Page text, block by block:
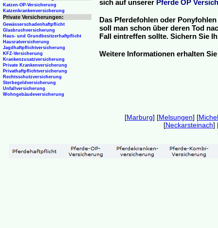
sich auf unserer Pferde OP
Das Pferdefohlen oder
soll man schon über deren Tod
Fall eintreffen sollte. Sichern Sie
Weitere Informationen erhalten
Katzen-OP-Versicherung
Katzenkrankenversicherung
Private Versicherungen:
Gewässerschadenhaftpflicht
Glasbruchversicherung
Haus- und Grundbesitzerhaftpflicht
Hausratversicherung
Jagdhaftpflichtversicherung
KFZ-Versicherung
Krankenzusatzversicherung
Private Krankenversicherung
Privathaftpflichtversicherung
Rechtsschutzversicherung
Sterbegeldversicherung
Unfallversicherung
Wohngebäudeversicherung
[Marburg] [Melsungen] [
[Neckarsteinach]